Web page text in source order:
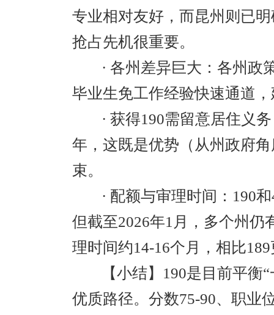
专业相对友好，而昆州则已
抢占先机很重要。
· 各州差异巨大：各州政
毕业生免工作经验快速通道
· 获得190需留意居住义
年，这既是优势（从州政府
束。
· 配额与审理时间：190
但截至2026年1月，多个州
理时间约14-16个月，相比
【小结】190是目前平衡
优质路径。分数75-90、职业